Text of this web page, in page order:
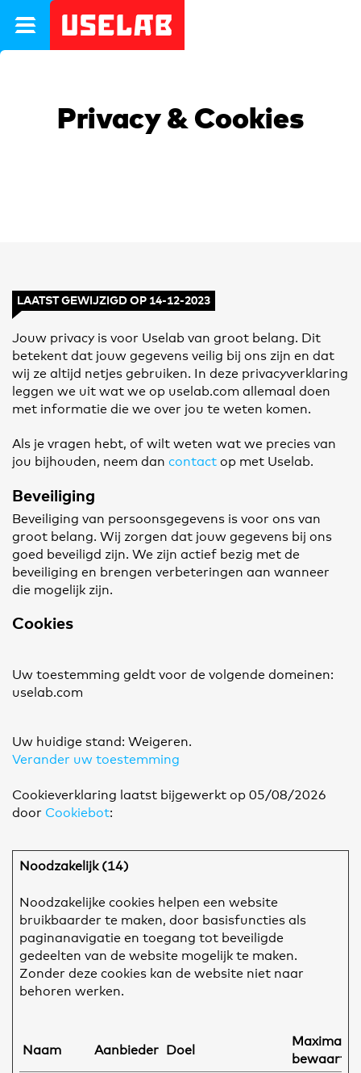
Privacy & Cookies
LAATST GEWIJZIGD OP 14-12-2023
Jouw privacy is voor Uselab van groot belang. Dit
betekent dat jouw gegevens veilig bij ons zijn en dat
wij ze altijd netjes gebruiken. In deze privacyverklaring
leggen we uit wat we op uselab.com allemaal doen
met informatie die we over jou te weten komen.
Als je vragen hebt, of wilt weten wat we precies van
jou bijhouden, neem dan contact op met Uselab.
Beveiliging
Beveiliging van persoonsgegevens is voor ons van
groot belang. Wij zorgen dat jouw gegevens bij ons
goed beveiligd zijn. We zijn actief bezig met de
beveiliging en brengen verbeteringen aan wanneer
die mogelijk zijn.
Cookies
Uw toestemming geldt voor de volgende domeinen:
uselab.com
Uw huidige stand: Weigeren.
Verander uw toestemming
Cookieverklaring laatst bijgewerkt op 05/08/2026
door Cookiebot:
Noodzakelijk (14)
Noodzakelijke cookies helpen een website
bruikbaarder te maken, door basisfuncties als
paginanavigatie en toegang tot beveiligde
gedeelten van de website mogelijk te maken.
Zonder deze cookies kan de website niet naar
behoren werken.
Naam Aanbieder Doel
Maximale